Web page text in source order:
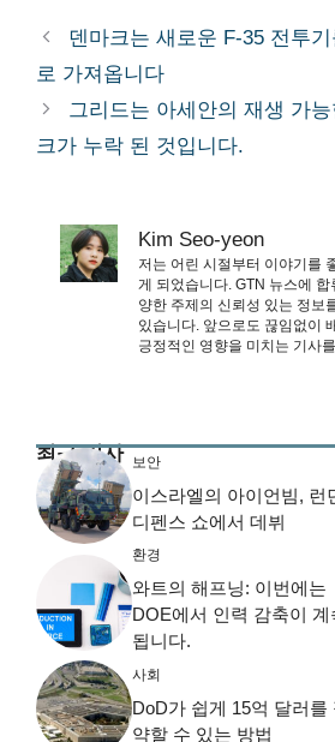
덴마크는 새로운 F-35 전투
로 가져옵니다
그리드는 아세안의 재생 가
크가 누락 된 것입니다.
Kim Seo-yeon
저는 어린 시절부터 이야기를
게 되었습니다. GTN 뉴스에
양한 주제의 신뢰성 있는 정보
있습니다. 앞으로도 끊임없이
긍정적인 영향을 미치는 기사
최근 기사 보안
이스라엘의 아이언빔, 런
디펜스 쇼에서 데뷔
환경
와트의 해프닝: 이번에는
DOE에서 인력 감축이 계
됩니다.
사회
DoD가 쉽게 15억 달러를
약할 수 있는 방법